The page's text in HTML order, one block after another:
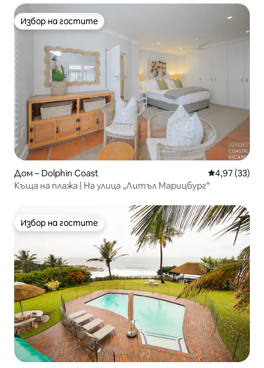
Избор на гостите
Избор на гостите
Дом – Dolphin Coast Средна
4,97 (33)
Къща на плажа | На улица „Литъл Марицбург“
Избор на гостите
Избор на гостите